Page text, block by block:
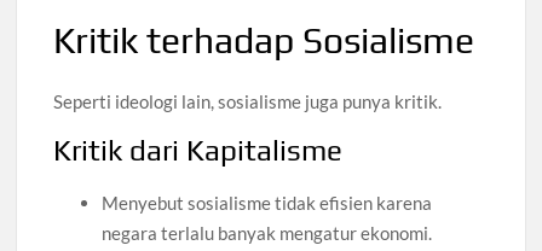
Kritik terhadap Sosialisme
Seperti ideologi lain, sosialisme juga punya kritik.
Kritik dari Kapitalisme
Menyebut sosialisme tidak efisien karena
negara terlalu banyak mengatur ekonomi.